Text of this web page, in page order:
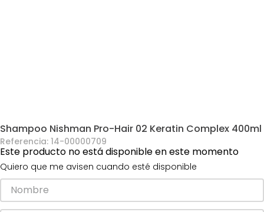
Shampoo Nishman Pro-Hair 02 Keratin Complex 400ml
Referencia: 14-00000709
Este producto no está disponible en este momento
Quiero que me avisen cuando esté disponible